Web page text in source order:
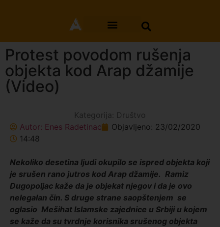
Protest povodom rušenja
objekta kod Arap džamije
(Video)
Kategorija: Društvo
Autor: Enes Radetinac Objavljeno: 23/02/2020
14:48
Nekoliko desetina ljudi okupilo se ispred objekta koji
je srušen rano jutros kod Arap džamije. Ramiz
Dugopoljac kaže da je objekat njegov i da je ovo
nelegalan čin. S druge strane saopštenjem se
oglasio Mešihat Islamske zajednice u Srbiji u kojem
se kaže da su tvrdnje korisnika srušenog objekta